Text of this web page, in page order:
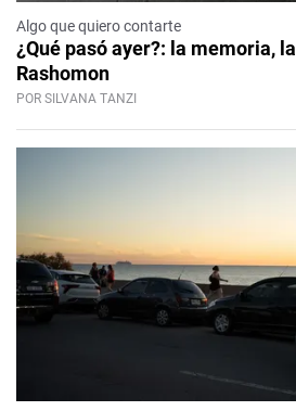
Algo que quiero contarte
¿Qué pasó ayer?: la memoria,
Rashomon
POR SILVANA TANZI